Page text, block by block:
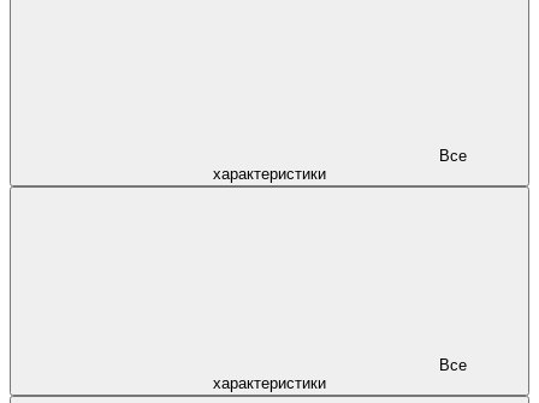
характеристики
характеристики